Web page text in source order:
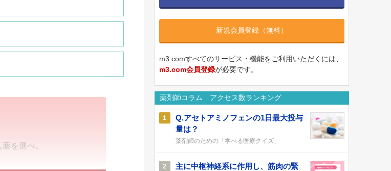
を選べ。
新規会員登録（無料）
m3.comすべてのサービス・機能をご利用いただくには、
m3.com会員登録が必要です。
薬剤師コラム アクセス数ランキング
1
Q.アセトアミノフェンの1日最大投与
量は？
薬剤師のための「学べる医療クイズ」
2
主に中枢神経系に作用し、筋肉の緊